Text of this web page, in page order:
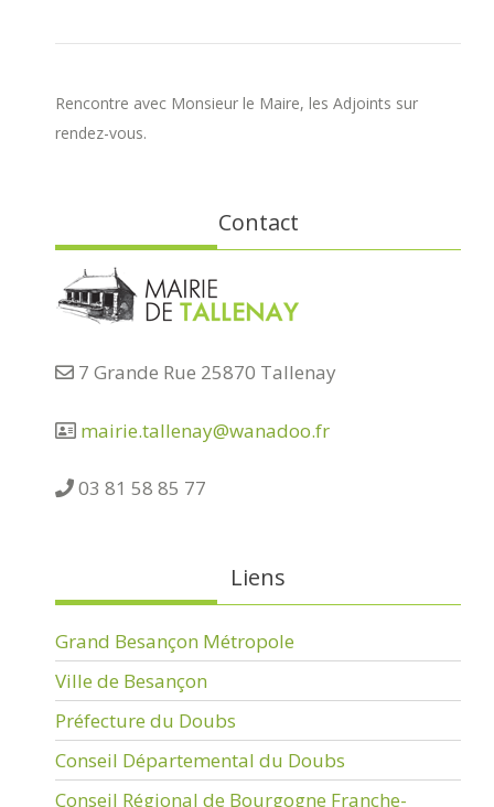
Rencontre avec Monsieur le Maire, les Adjoints sur
rendez-vous.
Contact
7 Grande Rue 25870 Tallenay
mairie.tallenay@wanadoo.fr
03 81 58 85 77
Liens
Grand Besançon Métropole
Ville de Besançon
Préfecture du Doubs
Conseil Départemental du Doubs
Conseil Régional de Bourgogne Franche-